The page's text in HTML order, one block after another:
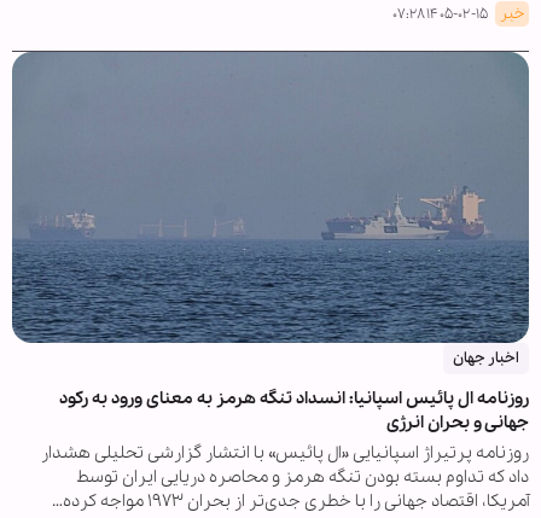
خبر ۱۴۰۵-۰۲-۱۵ ۰۷:۲۸
اخبار جهان
روزنامه ال پائیس اسپانیا: انسداد تنگه هرمز به معنای ورود به رکود
جهانی و بحران انرژی
روزنامه پرتیراژ اسپانیایی «ال پائیس» با انتشار گزارشی تحلیلی هشدار
داد که تداوم بسته بودن تنگه هرمز و محاصره دریایی ایران توسط
آمریکا، اقتصاد جهانی را با خطری جدی‌تر از بحران ۱۹۷۳ مواجه کرده…